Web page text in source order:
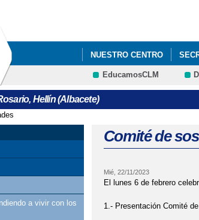
NUESTRO CENTRO
ELECCIONES 2019 EN EL
EducamosCLM
Hellín (Albacete)
aquí
a vivir con los
Comité de
Mié, 22/11/2023
El lunes 6 de febrero
1.- Presentación Comité